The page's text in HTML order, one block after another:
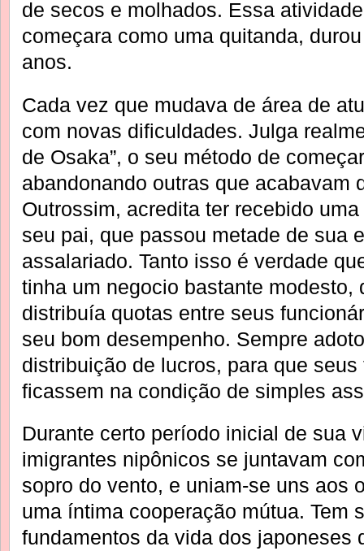
de secos e molhados. Essa
começara como uma quitanda,
anos.
Cada vez que mudava de área de
com novas dificuldades. Julga
de Osaka”, o seu método de
abandonando outras que acabavam
Outrossim, acredita ter recebido
seu pai, que passou metade de sua
assalariado. Tanto isso é verdade
tinha um negocio bastante modesto,
distribuía quotas entre seus
seu bom desempenho. Sempre
distribuição de lucros, para que
ficassem na condição de simples
Durante certo período inicial de sua
imigrantes nipônicos se juntavam
sopro do vento, e uniam-se uns aos
uma íntima cooperação mútua. Tem
fundamentos da vida dos japoneses